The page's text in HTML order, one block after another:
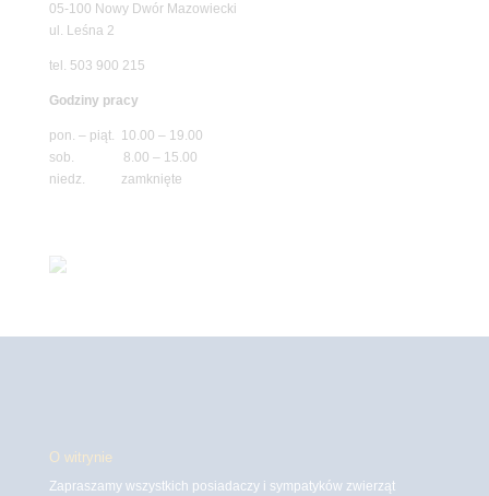
05-100 Nowy Dwór Mazowiecki
ul. Leśna 2
tel. 503 900 215
Godziny pracy
pon. – piąt. 10.00 – 19.00
sob. 8.00 – 15.00
niedz. zamknięte
O witrynie
Zapraszamy wszystkich posiadaczy i sympatyków zwierząt